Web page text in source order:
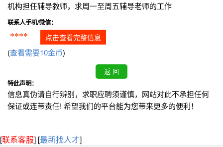
机构担任辅导教师，求周一至周五辅导老师的工作
联系人手机/微信：
**** 点击查看完整信息
(查看需要10金币)
特此声明：
信息真伪请自行辨别，求职应聘须谨慎，网站对此不承担任何
保证或连带责任! 希望我们的平台能为您带来更多的便利！
[联系客服] [最新找人才]